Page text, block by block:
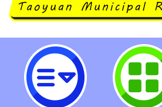
桃園市立瑞坪國民
生入學考試錄取名